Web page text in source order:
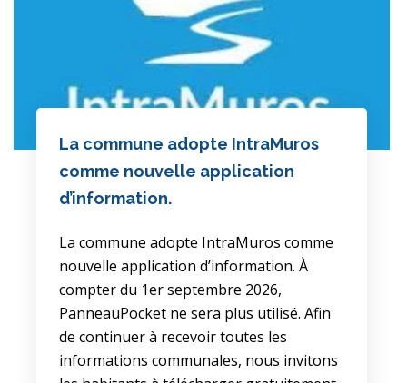
La commune adopte IntraMuros
comme nouvelle application
d’information.
La commune adopte IntraMuros comme
nouvelle application d’information. À
compter du 1er septembre 2026,
PanneauPocket ne sera plus utilisé. Afin
de continuer à recevoir toutes les
informations communales, nous invitons